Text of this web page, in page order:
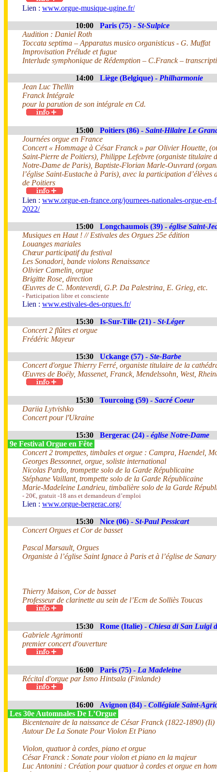
Lien : www.orgue-musique-ugine.fr/
10:00 Paris (75) - St-Sulpice
Audition : Daniel Roth
Toccata septima – Apparatus musico organisticus - G. Muffat
Improvisation Prélude et fugue
Interlude symphonique de Rédemption – C.Franck –
14:00 Liège (Belgique) - Philharmonie
Jean Luc Thellin
Franck Intégrale
pour la parution de son intégrale en Cd.
15:00 Poitiers (86) - Saint-Hilaire Le
Journées orgue en France
Concert « Hommage à César Franck » par Olivier Houette,
Saint-Pierre de Poitiers), Philippe Lefebvre (organiste titulaire
Notre-Dame de Paris), Baptiste-Florian Marle-Ouvrard
l’église Saint-Eustache à Paris), avec la participation d’élèves
de Poitiers
Lien : www.orgue-en-france.org/journees-nationales-orgue-
2022/
15:00 Longchaumois (39) - église Saint-
Musiques en Haut ! // Estivales des Orgues 25e édition
Louanges mariales
Chœur participatif du festival
Les Sonadori, bande violons Renaissance
Olivier Camelin, orgue
Brigitte Rose, direction
Œuvres de C. Monteverdi, G.P. Da Palestrina, E. Grieg, etc.
- Participation libre et consciente
Lien : www.estivales-des-orgues.fr/
15:30 Is-Sur-Tille (21) - St-Léger
Concert 2 flûtes et orgue
Frédéric Mayeur
15:30 Uckange (57) - Ste-Barbe
Concert d'orgue Thierry Ferré, organiste titulaire de la
Œuvres de Boëly, Massenet, Franck, Mendelssohn, West,
15:30 Tourcoing (59) - Sacré Coeur
Dariia Lytvishko
Concert pour l'Ukraine
15:30 Bergerac (24) - église Notre-Dame
9e Festival Orgue en Fête
Concert 2 trompettes, timbales et orgue : Campra, Haendel,
Georges Bessonnet, orgue, soliste international
Nicolas Pardo, trompette solo de la Garde Républicaine
Stéphane Vaillant, trompette solo de la Garde Républicaine
Marie-Madeleine Landrieu, timbalière solo de la Garde
- 20€, gratuit -18 ans et demandeurs d’emploi
Lien : www.orgue-bergerac.org/
15:30 Nice (06) - St-Paul Pessicart
Concert Orgues et Cor de basset
Pascal Marsault, Orgues
Organiste à l’église Saint Ignace à Paris et à l’église de
Thierry Maison, Cor de basset
Professeur de clarinette au sein de l’Ecm de Solliès Toucas
15:30 Rome (Italie) - Chiesa di San Luigi
Gabriele Agrimonti
premier concert d'ouverture
16:00 Paris (75) - La Madeleine
Récital d'orgue par Ismo Hintsala (Finlande)
16:00 Avignon (84) - Collégiale Saint-
Les 30e Automnales De L’Orgue
Bicentenaire de la naissance de César Franck (1822-1890) (Ii)
Autour De La Sonate Pour Violon Et Piano
Violon, quatuor à cordes, piano et orgue
César Franck : Sonate pour violon et piano en la majeur
Luc Antonini : Création pour quatuor à cordes et orgue en